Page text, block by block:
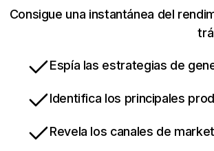
Consigue una instantánea del
Espía las estrategias de
Identifica los principales
Revela los canales de